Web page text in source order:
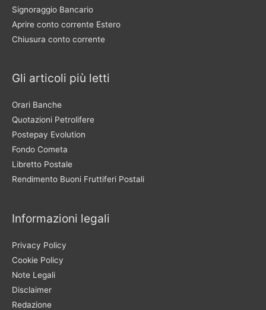
Signoraggio Bancario
Aprire conto corrente Estero
Chiusura conto corrente
Gli articoli più letti
Orari Banche
Quotazioni Petrolifere
Postepay Evolution
Fondo Cometa
Libretto Postale
Rendimento Buoni Fruttiferi Postali
Informazioni legali
Privacy Policy
Cookie Policy
Note Legali
Disclaimer
Redazione